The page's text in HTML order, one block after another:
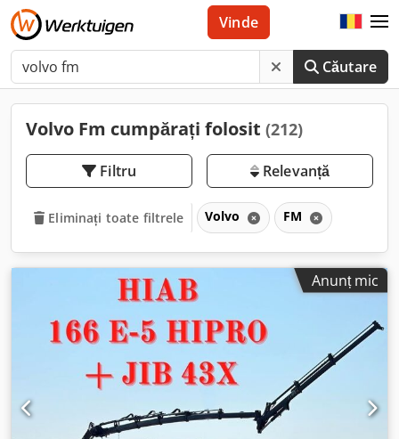
Căutare
Vinde
Volvo Fm cumpărați folosit (212)
Filtru Relevanță
Eliminați toate filtrele Volvo FM
Anunț mic